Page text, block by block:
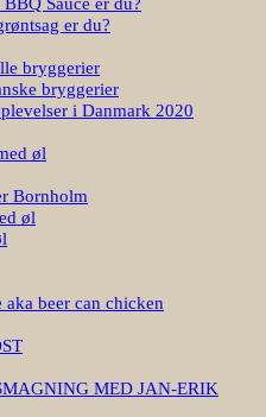
er du?
bryggerier
bryggerier
i Danmark 2020
øl
Bornholm
øl
beer can chicken
MED JAN-ERIK